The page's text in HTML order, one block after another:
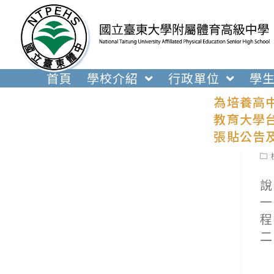
內
首頁 學校介紹 行政單位 學
為培養高
教育大學
張貼公告